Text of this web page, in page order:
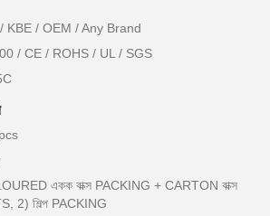
/ KBE / OEM / Any Brand
/ CE / ROHS / UL / SGS
pcs
একক বাক্স PACKING + CARTON বাক্স
2) শিল্প PACKING